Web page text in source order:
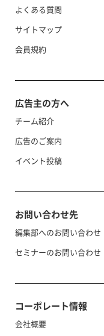
よくある質問
サイトマップ
会員規約
広告主の方へ
チーム紹介
広告のご案内
イベント投稿
お問い合わせ先
編集部へのお問い合わせ
セミナーのお問い合わせ
コーポレート情報
会社概要